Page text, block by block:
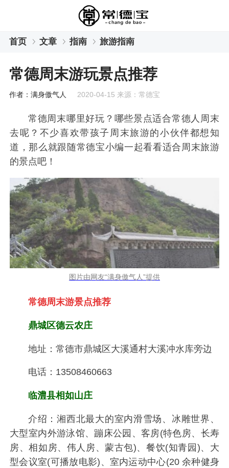
首页 文章 指南 旅游指南
常德周末游玩景点推荐
作者：满身傲气人 2020-04-15 来源：常德宝
常德周末哪里好玩？哪些景点适合常德人周末
去呢？不少喜欢带孩子周末旅游的小伙伴都想知
道，那么就跟随常德宝小编一起看看适合周末旅游
的景点吧！
图片由网友“满身傲气人”提供
常德周末游景点推荐
鼎城区德云农庄
地址：常德市鼎城区大溪通村大溪冲水库旁边
电话：13508460663
临澧县相如山庄
介绍：湘西北最大的室内滑雪场、冰雕世界、
大型室内外游泳馆、蹦床公园、客房(特色房、长寿
房、相如房、伟人房、蒙古包)、餐饮(知青园)、大
型会议室(可播放电影)、室内运动中心(20 余种健身